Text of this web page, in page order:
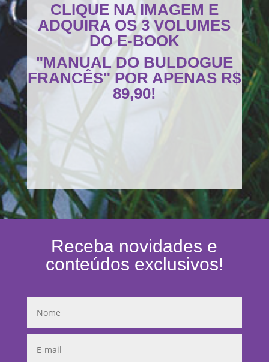
CLIQUE NA IMAGEM E
ADQUIRA OS 3 VOLUMES
DO E-BOOK
"MANUAL DO BULDOGUE
FRANCÊS" POR APENAS R$
89,90!
Receba novidades e
conteúdos exclusivos!